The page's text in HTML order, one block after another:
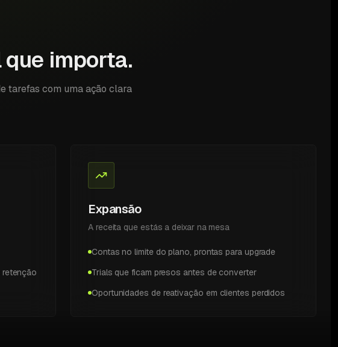
que importa.
tarefas com uma ação clara
retenção
Expansão
A receita que estás a deixar na mesa
Contas no limite do plano, prontas para upgrade
Trials que ficam presos antes de converter
Oportunidades de reativação em clientes perdidos